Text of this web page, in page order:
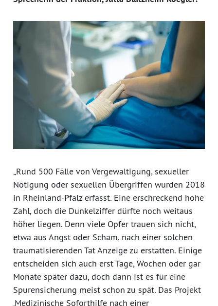
„Rund 500 Fälle von Vergewaltigung, sexueller
Nötigung oder sexuellen Übergriffen wurden 2018
in Rheinland-Pfalz erfasst. Eine erschreckend hohe
Zahl, doch die Dunkelziffer dürfte noch weitaus
höher liegen. Denn viele Opfer trauen sich nicht,
etwa aus Angst oder Scham, nach einer solchen
traumatisierenden Tat Anzeige zu erstatten. Einige
entscheiden sich auch erst Tage, Wochen oder gar
Monate später dazu, doch dann ist es für eine
Spurensicherung meist schon zu spät. Das Projekt
‚Medizinische Soforthilfe nach einer